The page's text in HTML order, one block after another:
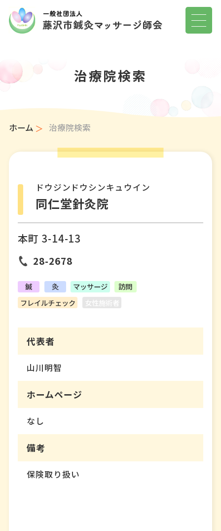
治療院検索
ホーム 治療院検索
ドウジンドウシンキュウイン
同仁堂針灸院
本町 3-14-13
28-2678
鍼 灸 マッサージ
訪問
フレイルチェック
女性施術者
代表者
山川明智
ホームページ
なし
備考
保険取り扱い